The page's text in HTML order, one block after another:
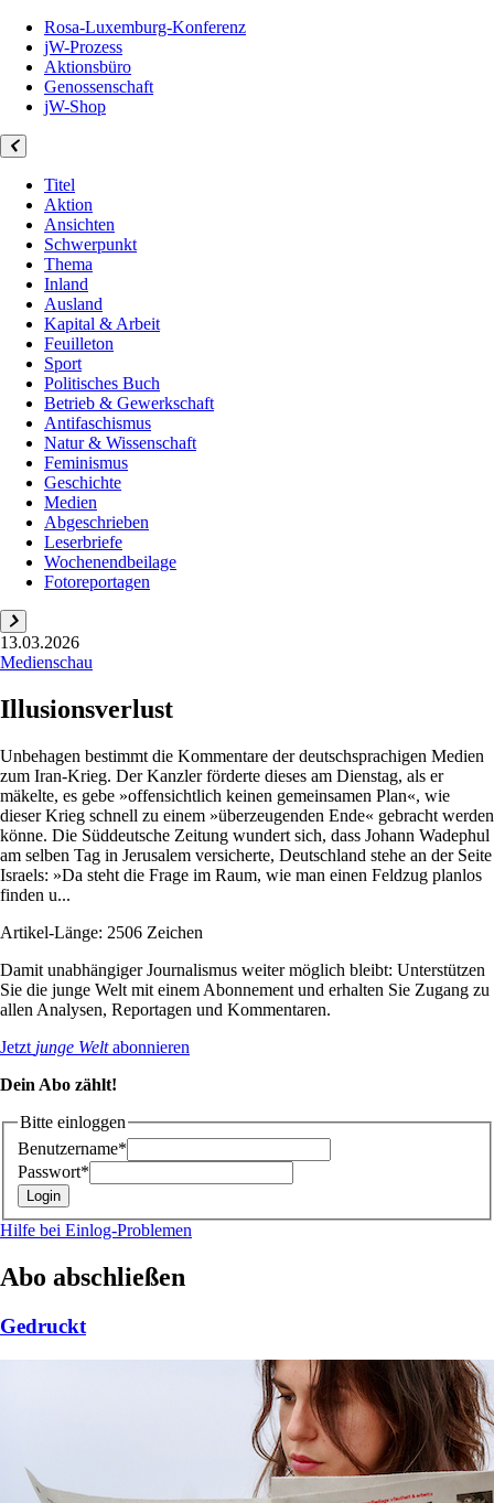
Rosa-Luxemburg-Konferenz
jW-Prozess
Aktionsbüro
Genossenschaft
jW-Shop
Titel
Aktion
Ansichten
Schwerpunkt
Thema
Inland
Ausland
Kapital & Arbeit
Feuilleton
Sport
Politisches Buch
Betrieb & Gewerkschaft
Antifaschismus
Natur & Wissenschaft
Feminismus
Geschichte
Medien
Abgeschrieben
Leserbriefe
Wochenendbeilage
Fotoreportagen
13.03.2026
Medienschau
Illusionsverlust
Unbehagen bestimmt die Kommentare der deutschsprachigen Medien
zum Iran-Krieg. Der Kanzler förderte dieses am Dienstag, als er
mäkelte, es gebe »offensichtlich keinen gemeinsamen Plan«, wie
dieser Krieg schnell zu einem »überzeugenden Ende« gebracht werden
könne. Die Süddeutsche Zeitung wundert sich, dass Johann Wadephul
am selben Tag in Jerusalem versicherte, Deutschland stehe an der Seite
Israels: »Da steht die Frage im Raum, wie man einen Feldzug planlos
finden u...
Artikel-Länge: 2506 Zeichen
Damit unabhängiger Journalismus weiter möglich bleibt: Unterstützen
Sie die junge Welt mit einem Abonnement und erhalten Sie Zugang zu
allen Analysen, Reportagen und Kommentaren.
Jetzt junge Weltabonnieren
Dein Abo zählt!
Bitte einloggen
Benutzername*
Passwort*
Hilfe bei Einlog-Problemen
Abo abschließen
Gedruckt